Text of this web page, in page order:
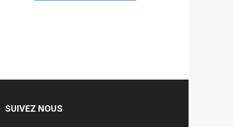
SUIVEZ NOUS